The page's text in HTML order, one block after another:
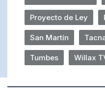
Proyecto de Ley
San Martín
Tumbes Willax